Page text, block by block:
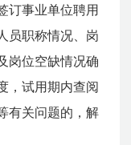
订事业单位聘用
员职称情况、岗
岗位空缺情况确
，试用期内查阅
有关问题的，解